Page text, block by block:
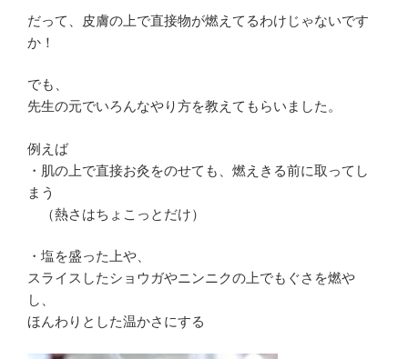
だって、皮膚の上で直接物が燃えてるわけじゃないです
か！
でも、
先生の元でいろんなやり方を教えてもらいました。
例えば
・肌の上で直接お灸をのせても、燃えきる前に取ってし
まう
（熱さはちょこっとだけ）
・塩を盛った上や、
スライスしたショウガやニンニクの上でもぐさを燃や
し、
ほんわりとした温かさにする